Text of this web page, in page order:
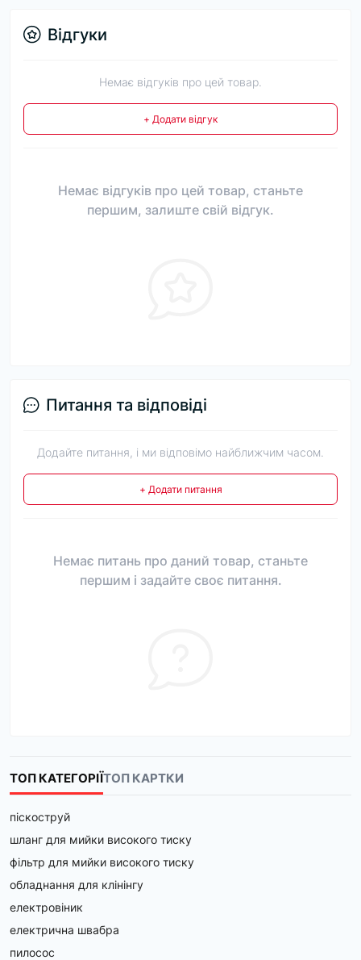
Відгуки
Немає відгуків про цей товар.
+ Додати відгук
Немає відгуків про цей товар, станьте
першим, залиште свій відгук.
Питання та відповіді
Додайте питання, і ми відповімо найближчим часом.
+ Додати питання
Немає питань про даний товар, станьте
першим і задайте своє питання.
ТОП КАТЕГОРІЇТОП КАРТКИ
піскоструй
шланг для мийки високого тиску
фільтр для мийки високого тиску
обладнання для клінінгу
електровіник
електрична швабра
пилосос